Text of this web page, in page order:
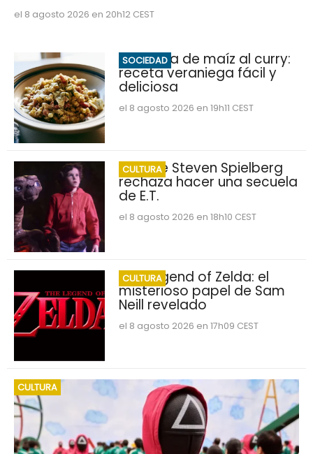
el 8 agosto 2026 en 20h12 CEST
SOCIEDAD
Ensalada de maíz al curry:
receta veraniega fácil y
deliciosa
el 8 agosto 2026 en 19h11 CEST
CULTURA
Por qué Steven Spielberg
rechaza hacer una secuela
de E.T.
el 8 agosto 2026 en 18h10 CEST
CULTURA
The Legend of Zelda: el
misterioso papel de Sam
Neill revelado
el 8 agosto 2026 en 17h09 CEST
CULTURA